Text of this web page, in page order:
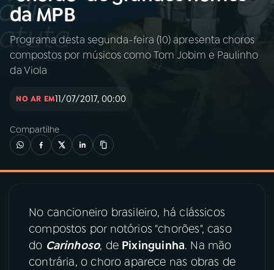
MEC
Início AO VIVO
PODCASTS
da MPB
Programa desta segunda-feira (10) apresenta choros
compostos por músicos como Tom Jobim e Paulinho
da Viola
NO AR EM11/07/2017, 00:00
Compartilhe
No cancioneiro brasileiro, há clássicos
compostos por notórios "chorões", caso
do Carinhoso, de Pixinguinha. Na mão
contrária, o choro aparece nas obras de